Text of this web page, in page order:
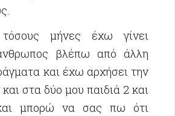
μήνες έχω γίνει
βλέπω από άλλη
και έχω αρχήσει την
στα δύο μου παιδιά 2 και
μπορώ να σας πω ότι